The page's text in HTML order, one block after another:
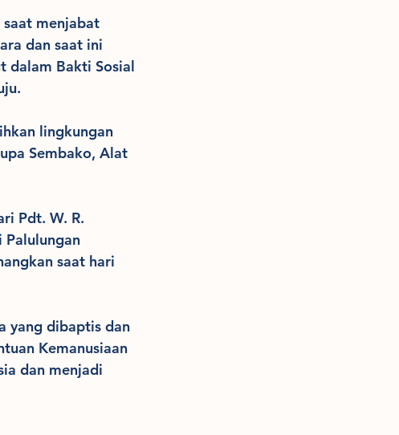
menjabat
dan saat ini
dalam Bakti Sosial
lingkungan
Sembako, Alat
Pdt. W. R.
saat hari
yang dibaptis dan
Kemanusiaan
dan menjadi